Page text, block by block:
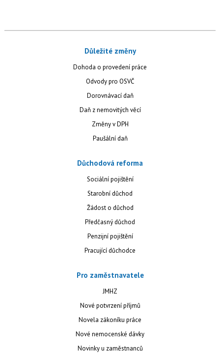
Důležité změny
Dohoda o provedení práce
Odvody pro OSVČ
Dorovnávací daň
Daň z nemovitých věcí
Změny v DPH
Paušální daň
Důchodová reforma
Sociální pojištění
Starobní důchod
Žádost o důchod
Předčasný důchod
Penzijní pojištění
Pracující důchodce
Pro zaměstnavatele
JMHZ
Nové potvrzení příjmů
Novela zákoníku práce
Nové nemocenské dávky
Novinky u zaměstnanců